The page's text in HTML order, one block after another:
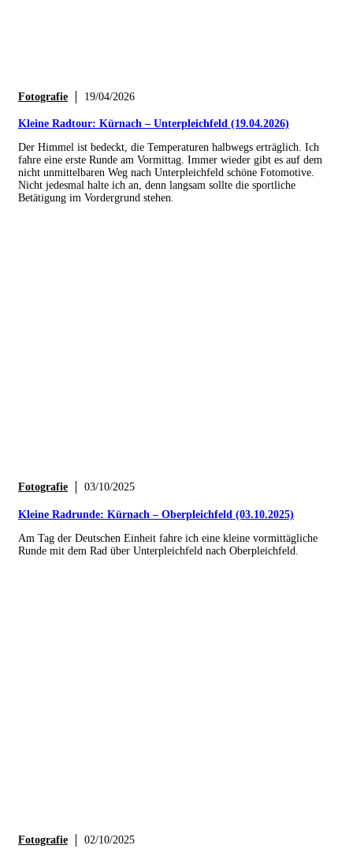
Fotografie 19/04/2026
Kleine Radtour: Kürnach – Unterpleichfeld (19.04.2026)
Der Himmel ist bedeckt, die Temperaturen halbwegs erträglich. Ich
fahre eine erste Runde am Vormittag. Immer wieder gibt es auf dem
nicht unmittelbaren Weg nach Unterpleichfeld schöne Fotomotive.
Nicht jedesmal halte ich an, denn langsam sollte die sportliche
Betätigung im Vordergrund stehen.
Fotografie 03/10/2025
Kleine Radrunde: Kürnach – Oberpleichfeld (03.10.2025)
Am Tag der Deutschen Einheit fahre ich eine kleine vormittägliche
Runde mit dem Rad über Unterpleichfeld nach Oberpleichfeld.
Fotografie 02/10/2025